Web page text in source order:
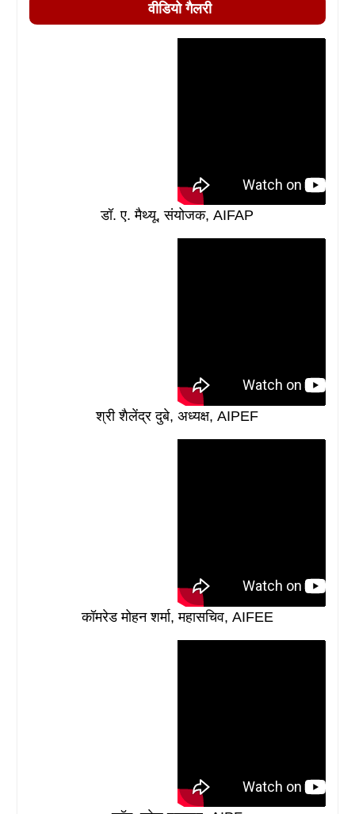
वीडियो गैलरी
डॉ. ए. मैथ्यू, संयोजक, AIFAP
श्री शैलेंद्र दुबे, अध्यक्ष, AIPEF
कॉमरेड मोहन शर्मा, महासचिव, AIFEE